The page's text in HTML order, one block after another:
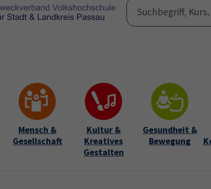
Mensch &
Gesellschaft
Kultur &
Kreatives
Gestalten
Gesundheit &
Bewegung